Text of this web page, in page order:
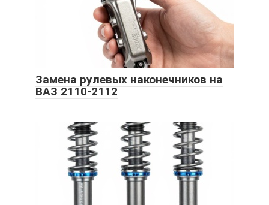
Замена рулевых наконечников на
ВАЗ 2110-2112